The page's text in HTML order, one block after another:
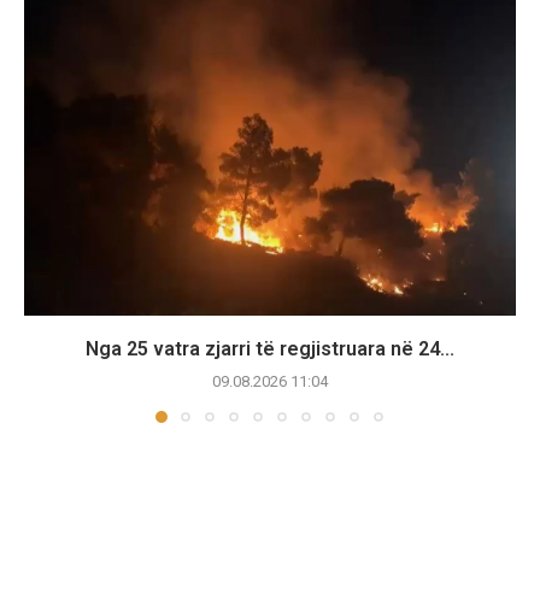
Nga 25 vatra zjarri të regjistruara në 24...
09.08.2026 11:04